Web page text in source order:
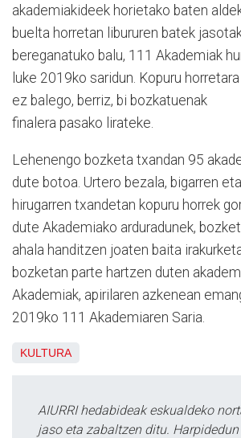
akademiakideek horietako baten
buelta horretan libururen batek
bereganatuko balu, 111 Akademiak
luke 2019ko saridun. Kopuru
ez balego, berriz, bi bozkatuenak
finalera pasako lirateke.
Lehenengo bozketa txandan 95
dute botoa. Urtero bezala, bigarren
hirugarren txandetan kopuru horrek
dute Akademiako arduradunek,
ahala handitzen joaten baita
bozketan parte hartzen duten
Akademiak, apirilaren azkenean
2019ko 111 Akademiaren Saria.
KULTURA
AIURRI hedabideak eskualdeko
jaso eta zabaltzen ditu.